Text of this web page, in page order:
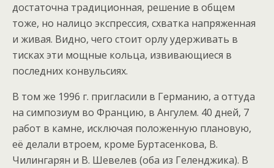
достаточна традиционная, решение в общем
тоже, но налицо экспрессия, схватка напряженная
и живая. Видно, чего стоит орлу удерживать в
тисках эти мощные кольца, извивающиеся в
последних конвульсиях.
В том же 1996 г. пригласили в Германию, а оттуда
на симпозиум во Францию, в Ангулем. 40 дней, 7
работ в камне, исключая положенную плановую,
её делали втроем, кроме Буртасенкова, В.
Чилингарян и В. Шевелев (оба из Геленджика). В